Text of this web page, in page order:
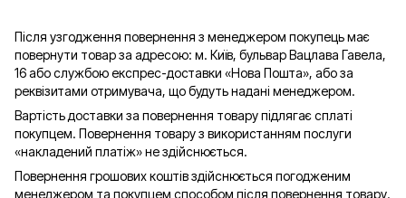
Після узгодження повернення з менеджером покупець має
повернути товар за адресою: м. Київ, бульвар Вацлава Гавела,
16 або службою експрес-доставки «Нова Пошта», або за
реквізитами отримувача, що будуть надані менеджером.
Вартість доставки за повернення товару підлягає сплаті
покупцем. Повернення товару з використанням послуги
«накладений платіж» не здійснюється.
Повернення грошових коштів здійснюється погодженим
менеджером та покупцем способом після повернення товару.